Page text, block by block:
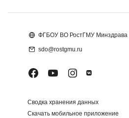
ФГБОУ ВО РостГМУ Минздрава
sdo@rostgmu.ru
Сводка хранения данных
Скачать мобильное приложение